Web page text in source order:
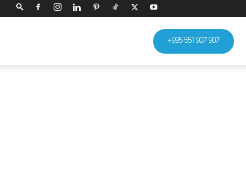
+995 551 907 907